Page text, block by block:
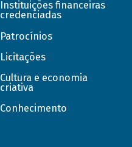
Instituições financeiras
credenciadas
Patrocínios
Licitações
Cultura e economia
criativa
Conhecimento